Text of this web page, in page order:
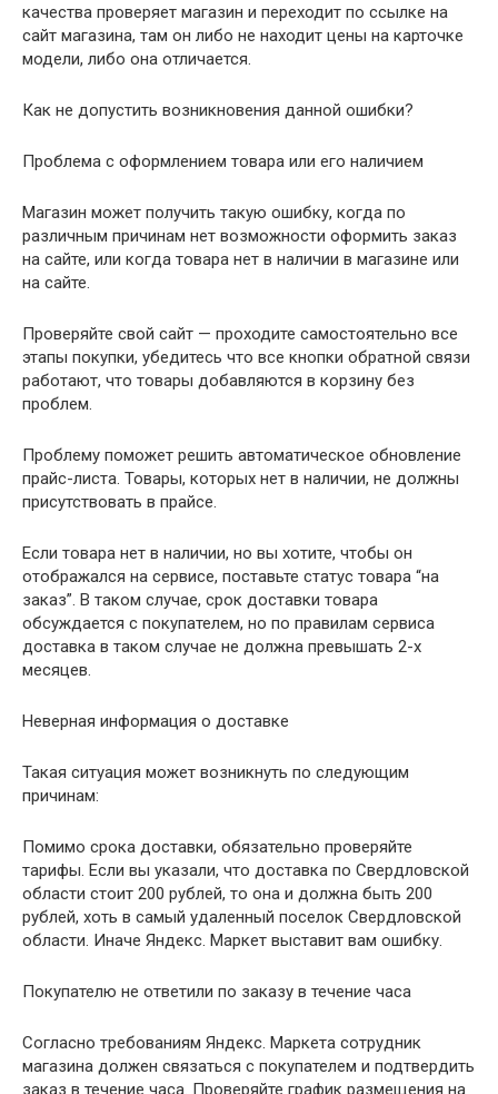
качества проверяет магазин и переходит по ссылке на
сайт магазина, там он либо не находит цены на карточке
модели, либо она отличается.
Как не допустить возникновения данной ошибки?
Проблема с оформлением товара или его наличием
Магазин может получить такую ошибку, когда по
различным причинам нет возможности оформить заказ
на сайте, или когда товара нет в наличии в магазине или
на сайте.
Проверяйте свой сайт — проходите самостоятельно все
этапы покупки, убедитесь что все кнопки обратной связи
работают, что товары добавляются в корзину без
проблем.
Проблему поможет решить автоматическое обновление
прайс-листа. Товары, которых нет в наличии, не должны
присутствовать в прайсе.
Если товара нет в наличии, но вы хотите, чтобы он
отображался на сервисе, поставьте статус товара “на
заказ”. В таком случае, срок доставки товара
обсуждается с покупателем, но по правилам сервиса
доставка в таком случае не должна превышать 2-х
месяцев.
Неверная информация о доставке
Такая ситуация может возникнуть по следующим
причинам:
Помимо срока доставки, обязательно проверяйте
тарифы. Если вы указали, что доставка по Свердловской
области стоит 200 рублей, то она и должна быть 200
рублей, хоть в самый удаленный поселок Свердловской
области. Иначе Яндекс. Маркет выставит вам ошибку.
Покупателю не ответили по заказу в течение часа
Согласно требованиям Яндекс. Маркета сотрудник
магазина должен связаться с покупателем и подтвердить
заказ в течение часа. Проверяйте график размещения на